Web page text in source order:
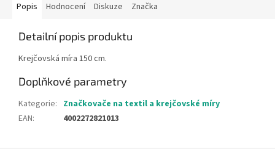
Popis Hodnocení Diskuze Značka
Detailní popis produktu
Krejčovská míra 150 cm.
Doplňkové parametry
Kategorie: Značkovače na textil a krejčovské míry
EAN: 4002272821013